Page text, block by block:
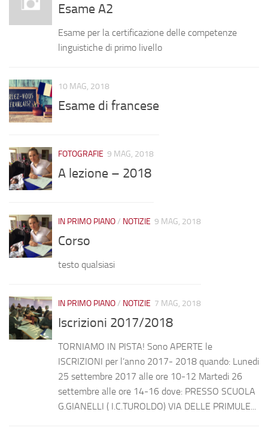
Esame A2
Esame per la certificazione delle competenze
linguistiche di primo livello
10 MAG, 2018
Esame di francese
FOTOGRAFIE 9 MAG, 2018
A lezione – 2018
IN PRIMO PIANO/ NOTIZIE 9 MAG, 2018
Corso
testo qualsiasi
IN PRIMO PIANO/ NOTIZIE 7 MAG, 2018
Iscrizioni 2017/2018
TORNIAMO IN PISTA! Sono APERTE le
ISCRIZIONI per l’anno 2017- 2018 quando: Lunedi
25 settembre 2017 alle ore 10-12 Martedi 26
settembre alle ore 14-16 dove: PRESSO SCUOLA
G.GIANELLI ( I.C.TUROLDO) VIA DELLE PRIMULE...